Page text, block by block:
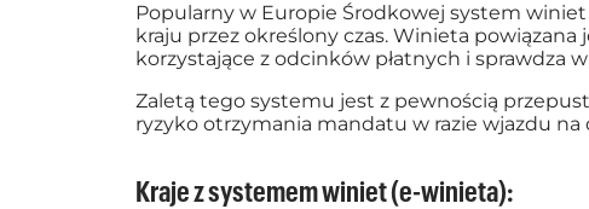
Popularny w Europie Środkowej system
kraju przez określony czas. Winieta
korzystające z odcinków płatnych i sprawdza
Zaletą tego systemu jest z pewnością
ryzyko otrzymania mandatu w razie wjazdu
Kraje z systemem winiet (e-winieta):